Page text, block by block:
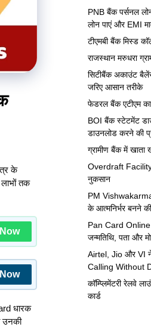
के
लाभों तक
धारक
उनकी
PNB बैंक पर्सनल
लोन पाएं और EMI
टीएमबी बैंक मिस्ड
राजस्थान मरुधरा
सिटीबैंक अकाउंट
जरिए आसान तरीके
फेडरल बैंक एटीएम
BOI बैंक स्टेटमेंट
डाउनलोड करने की
ग्रामीण बैंक में खाता
Overdraft
नुकसान
PM
के आत्मनिर्भर बनने
Pan Card Online
जन्मतिथि, पता और
Airtel, Jio और VI
Calling Without
कॉम्प्लिमेंटरी रेलवे
कार्ड